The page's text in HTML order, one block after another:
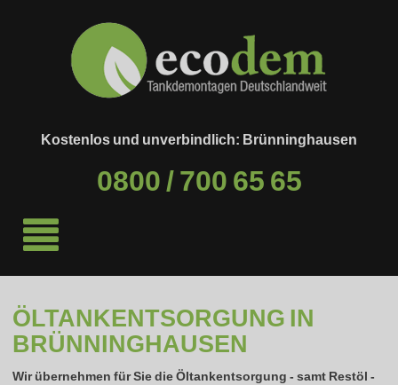
Kostenlos und unverbindlich: Brünninghausen
0800 / 700 65 65
ÖLTANKENTSORGUNG IN
BRÜNNINGHAUSEN
Wir übernehmen für Sie die Öltankentsorgung - samt Restöl -